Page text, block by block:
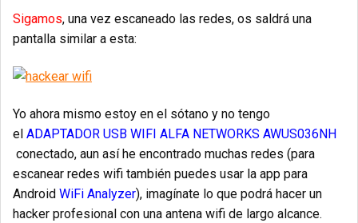
Sigamos, una vez escaneado las redes, os saldrá una
pantalla similar a esta:
Yo ahora mismo estoy en el sótano y no tengo
el ADAPTADOR USB WIFI ALFA NETWORKS AWUS036NH
conectado, aun así he encontrado muchas redes (para
escanear redes wifi también puedes usar la app para
Android WiFi Analyzer), imagínate lo que podrá hacer un
hacker profesional con una antena wifi de largo alcance.